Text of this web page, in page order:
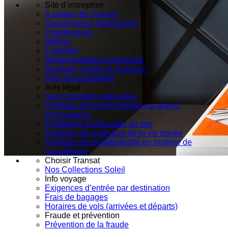
Site d’entreprise
À propos de Transat
Gouvernance d'entreprise
Investisseurs
Médias
Carrières
Responsabilité d'entreprise
Diversité, équité et inclusion
Plan d'accessibilité
Avis légal
Nos conditions générales
Politique de fichiers témoins et autres
technologies
Conditions d'utilisation du site
Politique de protection de la vie privée
Politique de confidentialité en matière de
recrutement
Choisir Transat
Nos Collections Soleil
Info voyage
Exigences d’entrée par destination
Frais de bagages
Horaires de vols (arrivées et départs)
Fraude et prévention
Prévention de la fraude